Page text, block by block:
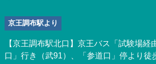
京王調布駅より
【京王調布駅北口】京王バス「試験場経
口」行き（武91）、「参道口」停より徒